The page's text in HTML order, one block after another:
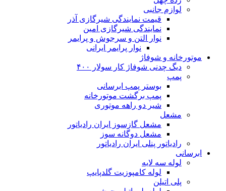
لوازم جانبی
قیمت نمایندگی شیرگازی آذر
نمایندگی شیرگازی امین
نوار التن و سرجوش و پرایمر
نوار پرایمر ایرانی
موتورخانه و شوفاژ
دیگ چدنی شوفاژ کار سولار ۴۰۰
پمپ
بوستر پمپ ابرسانی
پمپ برگشت موتورخانه
شیر دو راهه موتوری
مشعل
مشعل گازسوز ایران رادیاتور
مشعل دوگانه سوز
رادیاتور پنلی ایران رادیاتور
ابرسانی
لوله سه لایه
لوله کامپوزیت گلدپایپ
پلی اتیلن